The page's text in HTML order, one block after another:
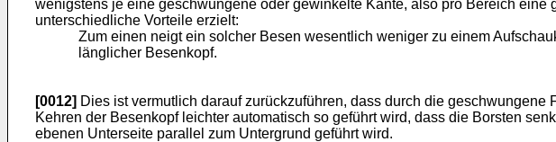
wenigstens je eine geschwungene oder gewinkelte Kante, also pro Bereich
unterschiedliche Vorteile erzielt:
Zum einen neigt ein solcher Besen wesentlich weniger zu einem
länglicher Besenkopf.
[0012] Dies ist vermutlich darauf zurückzuführen, dass durch die
Kehren der Besenkopf leichter automatisch so geführt wird, dass die Borsten
ebenen Unterseite parallel zum Untergrund geführt wird.